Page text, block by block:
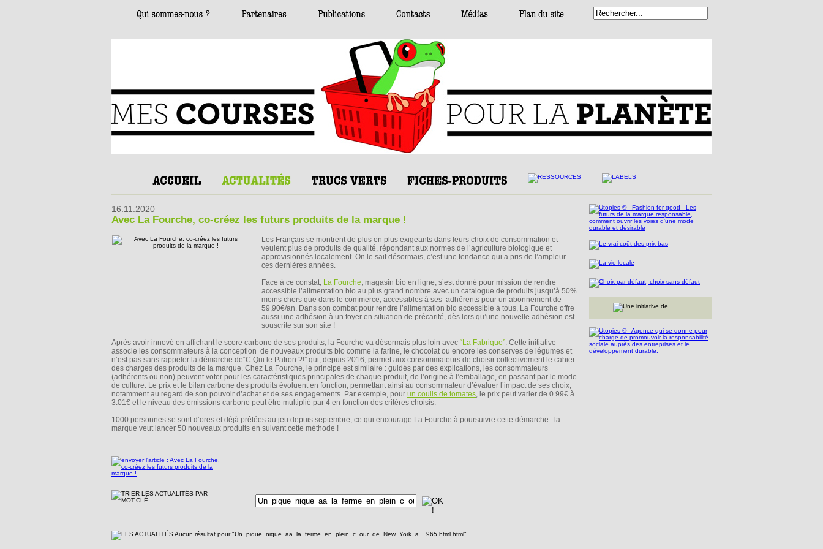
16.11.2020
Avec La Fourche, co-créez les futurs produits de la marque !
Les Français se montrent de plus en plus exigeants dans leurs choix de consommation et
veulent plus de produits de qualité, répondant aux normes de l’agriculture biologique et
approvisionnés localement. On le sait désormais, c’est une tendance qui a pris de l’ampleur
ces dernières années.
Face à ce constat, La Fourche, magasin bio en ligne, s’est donné pour mission de rendre
accessible l’alimentation bio au plus grand nombre avec un catalogue de produits jusqu’à 50%
moins chers que dans le commerce, accessibles à ses adhérents pour un abonnement de
59,90€/an. Dans son combat pour rendre l’alimentation bio accessible à tous, La Fourche offre
aussi une adhésion à un foyer en situation de précarité, dès lors qu’une nouvelle adhésion est
souscrite sur son site !
Après avoir innové en affichant le score carbone de ses produits, la Fourche va désormais plus loin avec “La Fabrique”. Cette initiative
associe les consommateurs à la conception de nouveaux produits bio comme la farine, le chocolat ou encore les conserves de légumes et
n’est pas sans rappeler la démarche de“C Qui le Patron ?!” qui, depuis 2016, permet aux consommateurs de choisir collectivement le cahier
des charges des produits de la marque. Chez La Fourche, le principe est similaire : guidés par des explications, les consommateurs
(adhérents ou non) peuvent voter pour les caractéristiques principales de chaque produit, de l’origine à l’emballage, en passant par le mode
de culture. Le prix et le bilan carbone des produits évoluent en fonction, permettant ainsi au consommateur d’évaluer l’impact de ses choix,
notamment au regard de son pouvoir d’achat et de ses engagements. Par exemple, pour un coulis de tomates, le prix peut varier de 0.99€ à
3.01€ et le niveau des émissions carbone peut être multiplié par 4 en fonction des critères choisis.
1000 personnes se sont d’ores et déjà prêtées au jeu depuis septembre, ce qui encourage La Fourche à poursuivre cette démarche : la
marque veut lancer 50 nouveaux produits en suivant cette méthode !
Aucun résultat pour "Un_pique_nique_aa_la_ferme_en_plein_c_our_de_New_York_a__965.html.html"